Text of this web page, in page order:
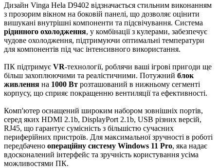
Дизайн Vinga Hela D9402 відзначається стильним виконанням
з прозорим вікном на боковій панелі, що дозволяє оцінити
вишукані внутрішні компоненти та підсвічування. Система
рідинного охолодження, у комбінації з кулерами, забезпечує
чудове охолодження, підтримуючи оптимальні температури
для компонентів під час інтенсивного використання.
ПК підтримує VR-технології, роблячи ваші ігрові пригоди ще
більш захоплюючими та реалістичними. Потужний блок
живлення на 1000 Вт розташований в нижньому сегменті
корпусу, що сприяє покращенню вентиляції та ефективності.
Комп'ютер оснащений широким набором зовнішніх портів,
серед яких HDMI 2.1b, DisplayPort 2.1b, USB різних версій,
RJ45, що гарантує сумісність з більшістю сучасних
периферійних пристроїв. Для максимальної зручності в роботі
передбачено операційну систему Windows 11 Pro, яка надає
вдосконалений інтерфейс та зручність користування усіма
можливостями ПК.